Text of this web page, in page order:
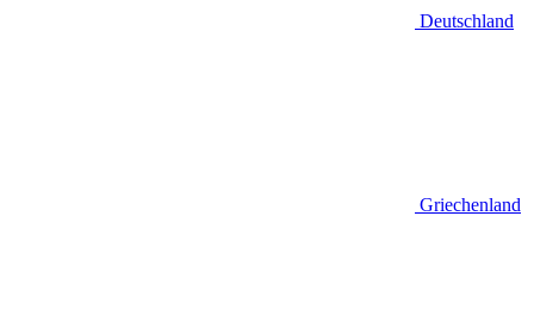
Deutschland
Griechenland